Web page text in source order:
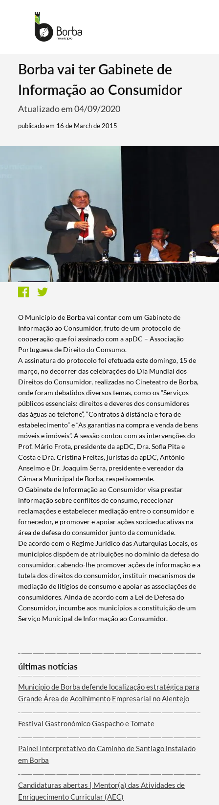
Termo de Pesquisa
Categorias gerais
Filtros
Borba vai ter Gabinete de
Informação ao Consumidor
Atualizado em 04/09/2020
publicado em 16 de March de 2015
O Município de Borba vai contar com um Gabinete de
Informação ao Consumidor, fruto de um protocolo de
cooperação que foi assinado com a apDC – Associação
Portuguesa de Direito do Consumo.
A assinatura do protocolo foi efetuada este domingo, 15 de
março, no decorrer das celebrações do Dia Mundial dos
Direitos do Consumidor, realizadas no Cineteatro de Borba,
onde foram debatidos diversos temas, como os “Serviços
públicos essenciais: direitos e deveres dos consumidores
das águas ao telefone”, “Contratos à distância e fora de
estabelecimento” e “As garantias na compra e venda de bens
móveis e imóveis”. A sessão contou com as intervenções do
Prof. Mário Frota, presidente da apDC, Dra. Sofia Pita e
Costa e Dra. Cristina Freitas, juristas da apDC, António
Anselmo e Dr. Joaquim Serra, presidente e vereador da
Câmara Municipal de Borba, respetivamente.
O Gabinete de Informação ao Consumidor visa prestar
informação sobre conflitos de consumo, rececionar
reclamações e estabelecer mediação entre o consumidor e
fornecedor, e promover e apoiar ações socioeducativas na
área de defesa do consumidor junto da comunidade.
De acordo com o Regime Jurídico das Autarquias Locais, os
municípios dispõem de atribuições no domínio da defesa do
consumidor, cabendo-lhe promover ações de informação e a
tutela dos direitos do consumidor, instituir mecanismos de
mediação de litígios de consumo e apoiar as associações de
consumidores. Ainda de acordo com a Lei de Defesa do
Consumidor, incumbe aos municípios a constituição de um
Serviço Municipal de Informação ao Consumidor.
últimas notícias
Município de Borba defende localização estratégica para
Grande Área de Acolhimento Empresarial no Alentejo
Festival Gastronómico Gaspacho e Tomate
Painel Interpretativo do Caminho de Santiago instalado
em Borba
Candidaturas abertas | Mentor(a) das Atividades de
Enriquecimento Curricular (AEC)